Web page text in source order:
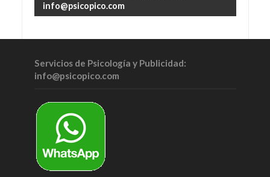
info@psicopico.com
Servicios de Psicología y Publicidad:
info@psicopico.com